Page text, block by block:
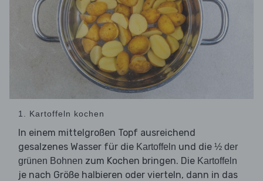
1. Kartoffeln kochen
In einem mittelgroßen Topf ausreichend
gesalzenes Wasser für die Kartoffeln und die ½ der
grünen Bohnen zum Kochen bringen. Die Kartoffeln
je nach Größe halbieren oder vierteln, dann in das